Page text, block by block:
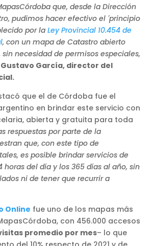
que, desde la Dirección
pudimos hacer efectivo el ´principio
por laLey Provincial 10.454 de
, con un mapa de Catastro abierto
necesidad de permisos especiales,
Gustavo García, director del
que el de Córdoba fue el
en brindar este servicio con
abierta y gratuita para toda
respuestas por parte de la
que, con este tipo de
es posible brindar servicios de
horas del día y los 365 días al año, sin
ni de tener que recurrir a
Online fue uno de los mapas más
con 456.000 accesos
promedio por mes– lo que